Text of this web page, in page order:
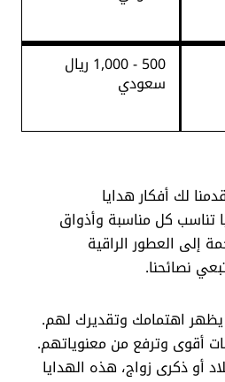
500 - 1,000 ريال
سعودي
لك أفكار هدايا
تناسب كل مناسبة وأذواق
إلى العطور الراقية
نصائحنا.
يظهر اهتمامك وتقديرك لهم.
أقوى وترفع من معنوياتهم.
أو ذكرى زواج، هذه الهدايا